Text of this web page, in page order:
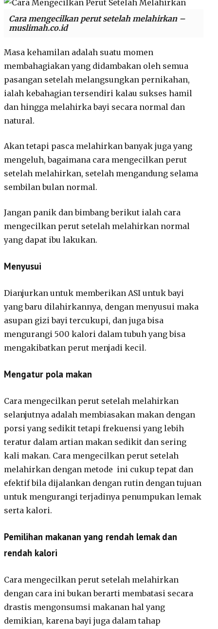
Cara mengecilkan perut setelah melahirkan –
muslimah.co.id
Masa kehamilan adalah suatu momen
membahagiakan yang didambakan oleh semua
pasangan setelah melangsungkan pernikahan,
ialah kebahagian tersendiri kalau sukses hamil
dan hingga melahirka bayi secara normal dan
natural.
Akan tetapi pasca melahirkan banyak juga yang
mengeluh, bagaimana cara mengecilkan perut
setelah melahirkan, setelah mengandung selama
sembilan bulan normal.
Jangan panik dan bimbang berikut ialah cara
mengecilkan perut setelah melahirkan normal
yang dapat ibu lakukan.
Menyusui
Dianjurkan untuk memberikan ASI untuk bayi
yang baru dilahirkannya, dengan menyusui maka
asupan gizi bayi tercukupi, dan juga bisa
mengurangi 500 kalori dalam tubuh yang bisa
mengakibatkan perut menjadi kecil.
Mengatur pola makan
Cara mengecilkan perut setelah melahirkan
selanjutnya adalah membiasakan makan dengan
porsi yang sedikit tetapi frekuensi yang lebih
teratur dalam artian makan sedikit dan sering
kali makan. Cara mengecilkan perut setelah
melahirkan dengan metode ini cukup tepat dan
efektif bila dijalankan dengan rutin dengan tujuan
untuk mengurangi terjadinya penumpukan lemak
serta kalori.
Pemilihan makanan yang rendah lemak dan
rendah kalori
Cara mengecilkan perut setelah melahirkan
dengan cara ini bukan berarti membatasi secara
drastis mengonsumsi makanan hal yang
demikian, karena bayi juga dalam tahap